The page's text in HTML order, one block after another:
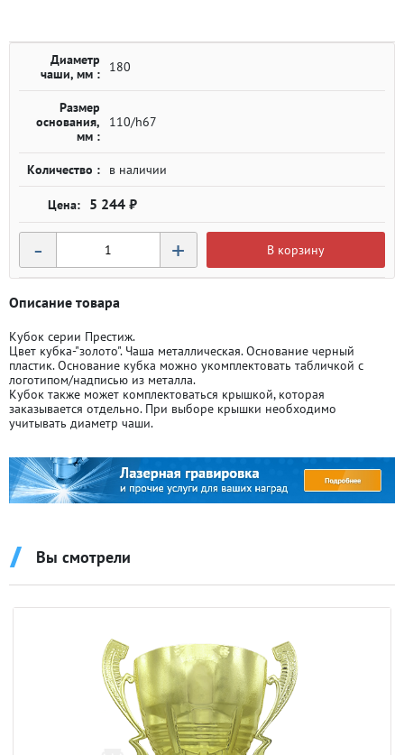
Диаметр
чаши, мм :
180
Размер
основания,
мм :
110/h67
Количество : в наличии
5 244 ₽
- + В корзину
Описание товара
Кубок серии Престиж.
Цвет кубка-"золото". Чаша металлическая. Основание черный
пластик. Основание кубка можно укомплектовать табличкой с
логотипом/надписью из металла.
Кубок также может комплектоваться крышкой, которая
заказывается отдельно. При выборе крышки необходимо
учитывать диаметр чаши.
Вы смотрели